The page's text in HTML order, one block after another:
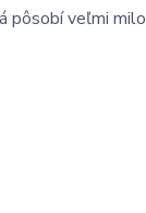
pôsobí veľmi milo